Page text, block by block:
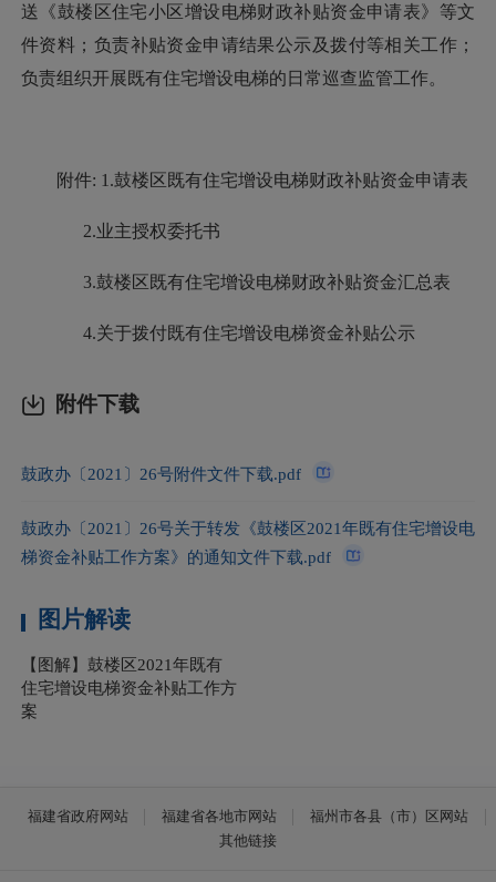
送《鼓楼区住宅小区增设电梯财政补贴资金申请表》等文
件资料；负责补贴资金申请结果公示及拨付等相关工作；
负责组织开展既有住宅增设电梯的日常巡查监管工作。
附件: 1.鼓楼区既有住宅增设电梯财政补贴资金申请表
2.业主授权委托书
3.鼓楼区既有住宅增设电梯财政补贴资金汇总表
4.关于拨付既有住宅增设电梯资金补贴公示
附件下载
鼓政办〔2021〕26号附件文件下载.pdf
鼓政办〔2021〕26号关于转发《鼓楼区2021年既有住宅增设电
梯资金补贴工作方案》的通知文件下载.pdf
图片解读
【图解】鼓楼区2021年既有
住宅增设电梯资金补贴工作方
案
福建省政府网站 福建省各地市网站
福州市各县（市）区网站
其他链接